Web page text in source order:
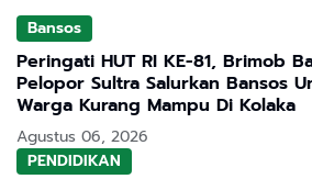
Bansos
Peringati HUT RI KE-81, Brimob
Pelopor Sultra Salurkan Bansos
Warga Kurang Mampu Di Kolaka
Agustus 06, 2026
PENDIDIKAN